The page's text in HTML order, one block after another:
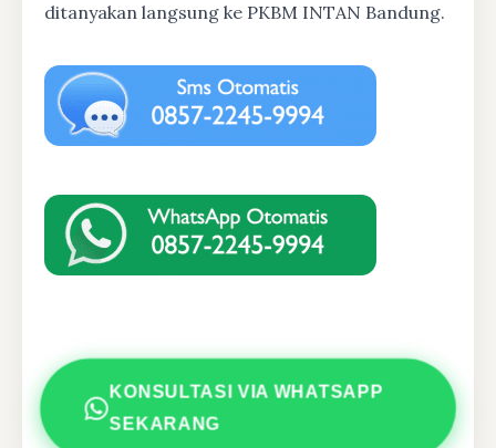
ditanyakan langsung ke PKBM INTAN Bandung.
KONSULTASI VIA WHATSAPP
SEKARANG